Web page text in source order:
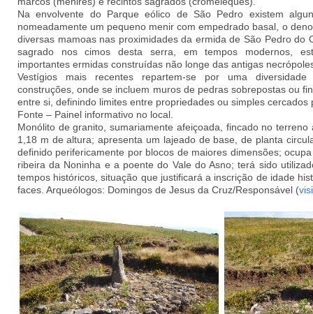
Na envolvente do Parque eólico de São Pedro existem
nomeadamente um pequeno menir com empedrado basal, o
diversas mamoas nas proximidades da ermida de São Pedro do
sagrado nos cimos desta serra, em tempos modernos,
importantes ermidas construídas não longe das antigas
Vestígios mais recentes repartem-se por uma
construções, onde se incluem muros de pedras sobrepostas ou
entre si, definindo limites entre propriedades ou simples cercados
Fonte – Painel informativo no local.
Monólito de granito, sumariamente afeiçoada, fincado no
1,18 m de altura; apresenta um lajeado de base, de planta
definido perifericamente por blocos de maiores dimensões;
ribeira da Noninha e a poente do Vale do Asno; terá sido
tempos históricos, situação que justificará a inscrição de idade
faces. Arqueólogos: Domingos de Jesus da Cruz/Responsável (